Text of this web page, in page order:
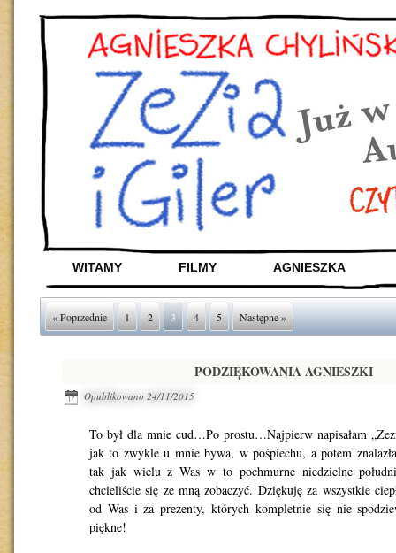
WITAMY FILMY AGNIESZKA
« Poprzednie 1 2 3 4 5 Następne »
PODZIĘKOWANIA AGNIESZKI
Opublikowano 24/11/2015
To był dla mnie cud…Po prostu…Najpierw napisałam
jak to zwykle u mnie bywa, w pośpiechu, a potem
tak jak wielu z Was w to pochmurne niedzielne
chcieliście się ze mną zobaczyć. Dziękuję za wszystkie
od Was i za prezenty, których kompletnie się nie
piękne!